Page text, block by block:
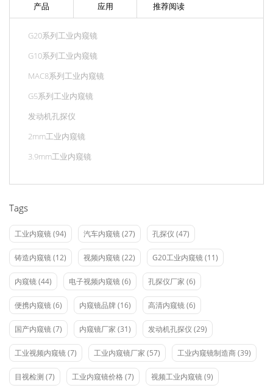
产品 应用 推荐阅读
G20系列工业内窥镜
G10系列工业内窥镜
MAC8系列工业内窥镜
G5系列工业内窥镜
发动机孔探仪
2mm工业内窥镜
3.9mm工业内窥镜
Tags
工业内窥镜(94) 汽车内窥镜(27) 孔探仪 (47)
铸造内窥镜(12) 视频内窥镜(22) G20工业内窥镜(11)
内窥镜(44) 电子视频内窥镜(6) 孔探仪厂家 (6)
便携内窥镜(6) 内窥镜品牌(16) 高清内窥镜(6)
国产内窥镜(7) 内窥镜厂家 (31) 发动机孔探仪 (29)
工业视频内窥镜(7) 工业内窥镜厂家 (57) 工业内窥镜制造商(39)
目视检测 (7) 工业内窥镜价格 (7) 视频工业内窥镜(9)